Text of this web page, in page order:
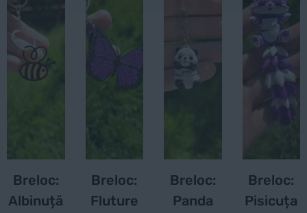
Breloc:
Albinuță
Breloc:
Fluture
Breloc:
Panda
Breloc:
Pisicuța